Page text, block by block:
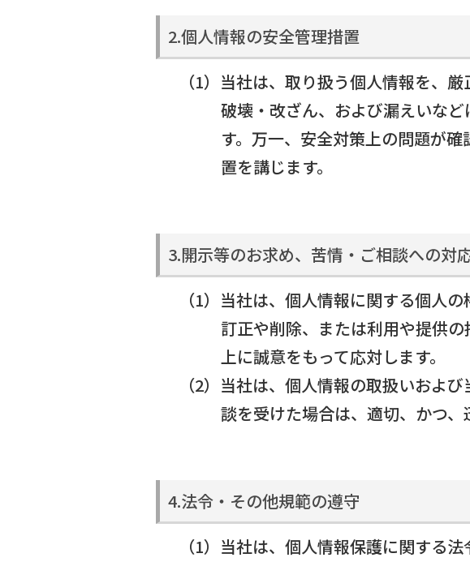
2.個人情報の安全管理措置
（1）当社は、取り扱う個人情報を、
破壊・改ざん、および漏えいな
す。万一、安全対策上の問題が
置を講じます。
3.開示等のお求め、苦情・ご相談への対
（1）当社は、個人情報に関する個人
訂正や削除、または利用や提供
上に誠意をもって応対します。
（2）当社は、個人情報の取扱いおよ
談を受けた場合は、適切、かつ、
4.法令・その他規範の遵守
（1）当社は、個人情報保護に関する